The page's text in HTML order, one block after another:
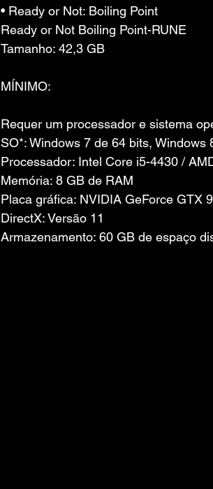
• Ready or Not: Boiling Point
Ready or Not Boiling Point-RUNE
Tamanho: 42,3 GB
MÍNIMO:
Requer um processador e sistema
SO*: Windows 7 de 64 bits, Windows
Processador: Intel Core i5-4430 /
Memória: 8 GB de RAM
Placa gráfica: NVIDIA GeForce GTX
DirectX: Versão 11
Armazenamento: 60 GB de espaço